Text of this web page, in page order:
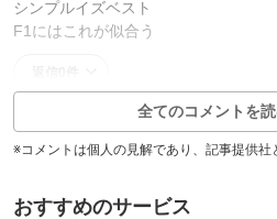
シンプルイズベスト
F1にはこれが似合う
全てのコメントを読
※コメントは個人の見解であり、記事提供社
おすすめのサービス